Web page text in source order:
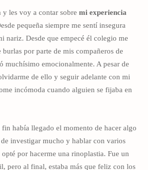
les voy a contar sobre mi experiencia
pequeña siempre me sentí insegura
nariz. Desde que empecé él colegio me
por parte de mis compañeros de
muchísimo emocionalmente. A pesar de
de ello y seguir adelante con mi
incómoda cuando alguien se fijaba en
había llegado el momento de hacer algo
de investigar mucho y hablar con varios
opté por hacerme una rinoplastia. Fue un
pero al final, estaba más que feliz con los